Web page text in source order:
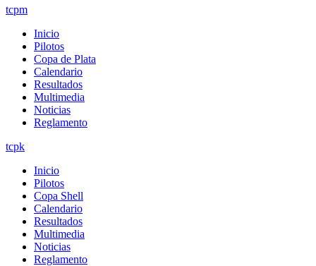
tcpm
Inicio
Pilotos
Copa de Plata
Calendario
Resultados
Multimedia
Noticias
Reglamento
tcpk
Inicio
Pilotos
Copa Shell
Calendario
Resultados
Multimedia
Noticias
Reglamento